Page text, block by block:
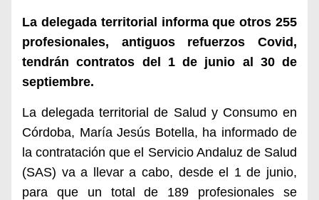
La delegada territorial informa que otros 255
profesionales, antiguos refuerzos Covid,
tendrán contratos del 1 de junio al 30 de
septiembre.
La delegada territorial de Salud y Consumo en
Córdoba, María Jesús Botella, ha informado de
la contratación que el Servicio Andaluz de Salud
(SAS) va a llevar a cabo, desde el 1 de junio,
para que un total de 189 profesionales se